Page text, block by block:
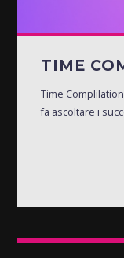
TIME
Time
fa ascoltare i